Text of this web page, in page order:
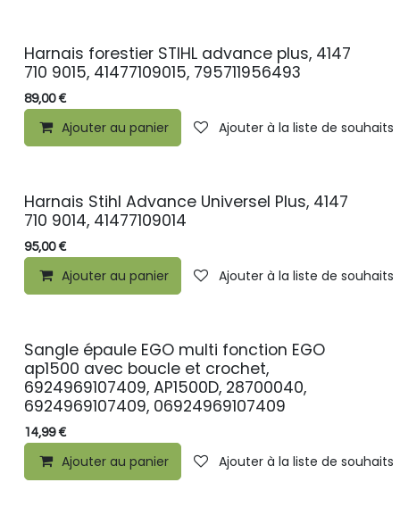
Harnais forestier STIHL advance plus, 4147
710 9015, 41477109015, 795711956493
89,00€
Ajouter au panier Ajouter à la liste de souhaits
Harnais Stihl Advance Universel Plus, 4147
710 9014, 41477109014
95,00€
Ajouter au panier Ajouter à la liste de souhaits
Sangle épaule EGO multi fonction EGO
ap1500 avec boucle et crochet,
6924969107409, AP1500D, 28700040,
6924969107409, 06924969107409
14,99€
Ajouter au panier Ajouter à la liste de souhaits